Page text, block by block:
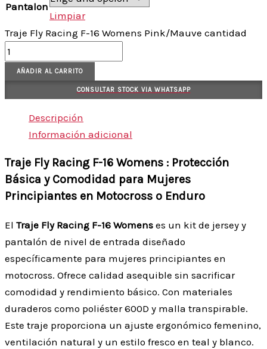
Pantalon
Limpiar
Traje Fly Racing F-16 Womens Pink/Mauve cantidad
AÑADIR AL CARRITO
CONSULTAR STOCK VIA WHATSAPP
Descripción
Información adicional
Traje Fly Racing F-16 Womens : Protección
Básica y Comodidad para Mujeres
Principiantes en Motocross o Enduro
El Traje Fly Racing F-16 Womens es un kit de jersey y
pantalón de nivel de entrada diseñado
específicamente para mujeres principiantes en
motocross. Ofrece calidad asequible sin sacrificar
comodidad y rendimiento básico. Con materiales
duraderos como poliéster 600D y malla transpirable.
Este traje proporciona un ajuste ergonómico femenino,
ventilación natural y un estilo fresco en teal y blanco.